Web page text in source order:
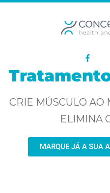
CRIE MÚSCULO AO
ELIMINA
MARQUE JÁ A SUA